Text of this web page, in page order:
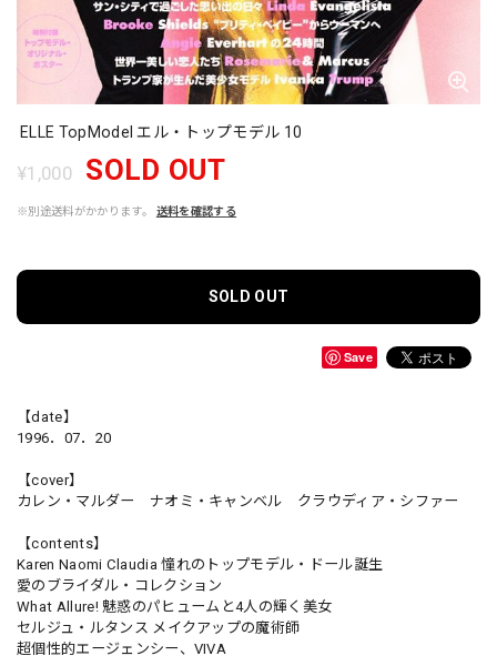
ELLE TopModel エル・トップモデル 10
¥1,000 SOLD OUT
※別途送料がかかります。 送料を確認する
SOLD OUT
Save
【date】
1996．07．20
【cover】
カレン・マルダー ナオミ・キャンベル クラウディア・シファー
【contents】
Karen Naomi Claudia 憧れのトップモデル・ドール誕生
愛のブライダル・コレクション
What Allure! 魅惑のパヒュームと4人の輝く美女
セルジュ・ルタンス メイクアップの魔術師
超個性的エージェンシー、VIVA